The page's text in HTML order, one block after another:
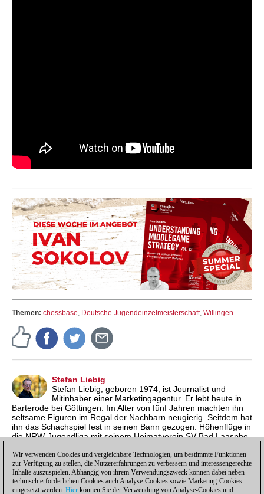
Themen: chessbase, Deutsche Jugendeinzelmeisterschaft, Willingen
Stefan Liebig
Stefan Liebig, geboren 1974, ist Journalist und
Mitinhaber einer Marketingagentur. Er lebt heute in
Barterode bei Göttingen. Im Alter von fünf Jahren machten ihn
seltsame Figuren im Regal der Nachbarn neugierig. Seitdem hat
ihn das Schachspiel fest in seinen Bann gezogen. Höhenflüge in
die NRW-Jugendliga mit seinem Heimatverein SV Bad Laasphe
Göttingen waren Highlights für den ehemaligen
Jugendsüdwestfalenmeister.
Wir verwenden Cookies und vergleichbare Technologien, um bestimmte Funktionen
zur Verfügung zu stellen, die Nutzererfahrungen zu verbessern und interessengerechte
Inhalte auszuspielen. Abhängig von ihrem Verwendungszweck können dabei neben
technisch erforderlichen Cookies auch Analyse-Cookies sowie Marketing-Cookies
eingesetzt werden. Hier können Sie der Verwendung von Analyse-Cookies und